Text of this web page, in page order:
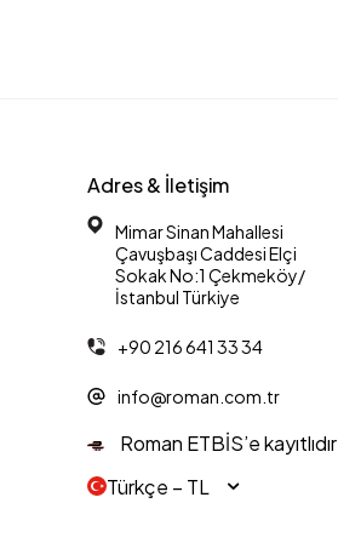
Adres & İletişim
Mimar Sinan Mahallesi
Çavuşbaşı Caddesi Elçi
Sokak No:1 Çekmeköy/
İstanbul Türkiye
+90 216 641 33 34
info@roman.com.tr
Roman ETBİS’e kayıtlıdır
Türkçe − TL